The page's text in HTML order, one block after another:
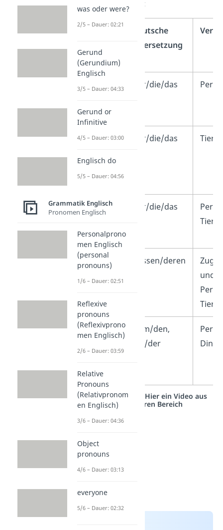
zusammengefasst:
Relative
(Englisch)
deutsche
Übersetzung
who der/die/das
which der/die/das
that der/die/das
whose dessen/deren
und
whom
dem/den,
die/der
Dinge
Studyflix vernetzt: Hier ein Video aus
einem anderen Bereich
was oder were?
2/5 – Dauer: 02:21
Gerund
(Gerundium)
Englisch
3/5 – Dauer: 04:33
Gerund or
Infinitive
4/5 – Dauer: 03:00
Englisch do
5/5 – Dauer: 04:56
Grammatik Englisch
Pronomen Englisch
Personalprono
men Englisch
(personal
pronouns)
1/6 – Dauer: 02:51
Reflexive
pronouns
(Reflexivprono
men Englisch)
2/6 – Dauer: 03:59
Relative
Pronouns
(Relativpronom
en Englisch)
3/6 – Dauer: 04:36
Object
pronouns
4/6 – Dauer: 03:13
everyone
5/6 – Dauer: 02:32